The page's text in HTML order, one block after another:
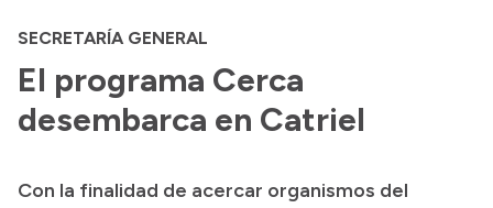
Autoridades
Archivo de noticias
Transparencia
SECRETARÍA GENERAL
El programa Cerca
desembarca en Catriel
Con la finalidad de acercar organismos del